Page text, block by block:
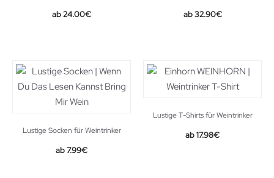
24.00€ 32.90€
Lustige Socken für Weintrinker
Original
7.99€Current
Lustige T-Shirts für Weintrinker
17.98€